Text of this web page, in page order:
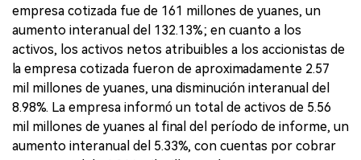
empresa cotizada fue de 161 millones de yuanes, un
aumento interanual del 132.13%; en cuanto a los
activos, los activos netos atribuibles a los accionistas de
la empresa cotizada fueron de aproximadamente 2.57
mil millones de yuanes, una disminución interanual del
8.98%. La empresa informó un total de activos de 5.56
mil millones de yuanes al final del período de informe, un
aumento interanual del 5.33%, con cuentas por cobrar